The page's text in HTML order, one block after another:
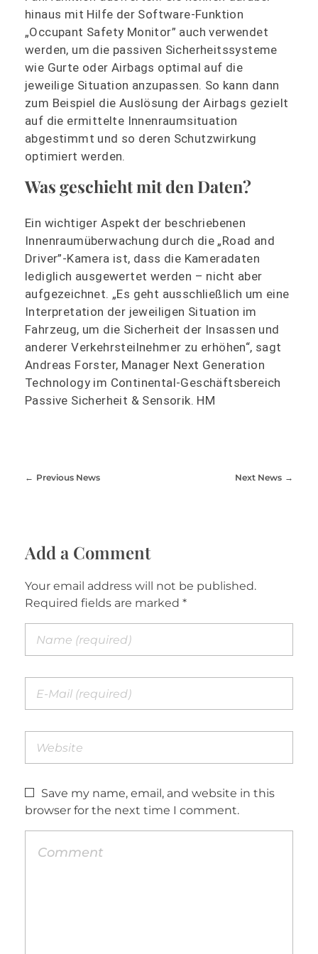
hinaus mit Hilfe der Software-Funktion
„Occupant Safety Monitor” auch verwendet
werden, um die passiven Sicherheitssysteme
wie Gurte oder Airbags optimal auf die
jeweilige Situation anzupassen. So kann dann
zum Beispiel die Auslösung der Airbags gezielt
auf die ermittelte Innenraumsituation
abgestimmt und so deren Schutzwirkung
optimiert werden.
Was geschieht mit den Daten?
Ein wichtiger Aspekt der beschriebenen
Innenraumüberwachung durch die „Road and
Driver”-Kamera ist, dass die Kameradaten
lediglich ausgewertet werden – nicht aber
aufgezeichnet. „Es geht ausschließlich um eine
Interpretation der jeweiligen Situation im
Fahrzeug, um die Sicherheit der Insassen und
anderer Verkehrsteilnehmer zu erhöhen“, sagt
Andreas Forster, Manager Next Generation
Technology im Continental-Geschäftsbereich
Passive Sicherheit & Sensorik. HM
Previous News Next News
Add a Comment
Your email address will not be published.
Required fields are marked *
Save my name, email, and website in this
browser for the next time I comment.